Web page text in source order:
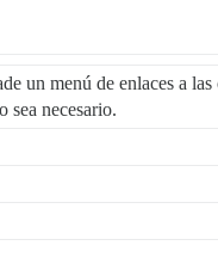
un menú de enlaces a
sea necesario.